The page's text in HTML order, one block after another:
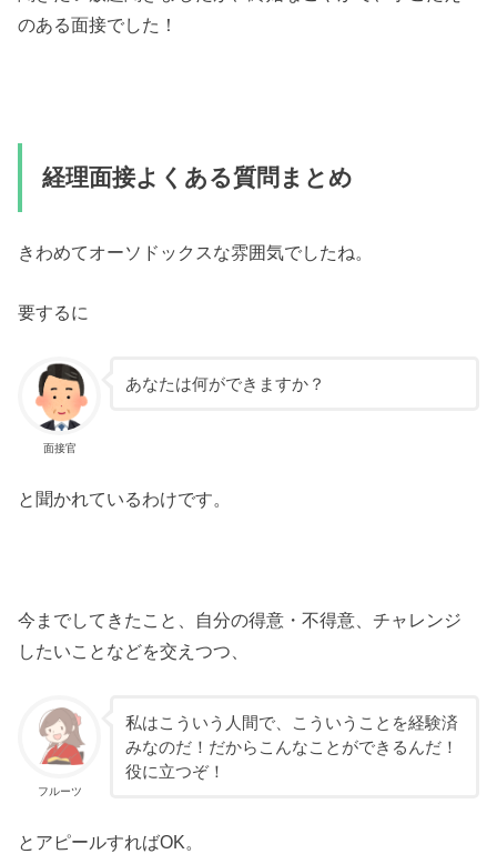
のある面接でした！
経理面接よくある質問まとめ
きわめてオーソドックスな雰囲気でしたね。
要するに
面接官
あなたは何ができますか？
と聞かれているわけです。
今までしてきたこと、自分の得意・不得意、チャレンジ
したいことなどを交えつつ、
フルーツ
私はこういう人間で、こういうことを経験済
みなのだ！だからこんなことができるんだ！
役に立つぞ！
とアピールすればOK。